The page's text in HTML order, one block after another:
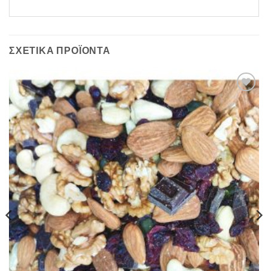
ΣΧΕΤΙΚΆ ΠΡΟΪΌΝΤΑ
Προσθήκη
στη Λίστα
Επιθυμιών